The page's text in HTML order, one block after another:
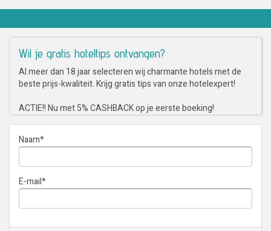
Wil je gratis hoteltips ontvangen?
Al meer dan 18 jaar selecteren wij charmante hotels met de
beste prijs-kwaliteit. Krijg gratis tips van onze hotelexpert!
ACTIE!! Nu met 5% CASHBACK op je eerste boeking!
Naam*
E-mail*